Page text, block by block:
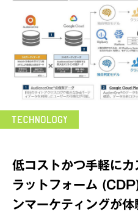
低コストかつ手軽に
ラットフォーム
ンマーケティングが